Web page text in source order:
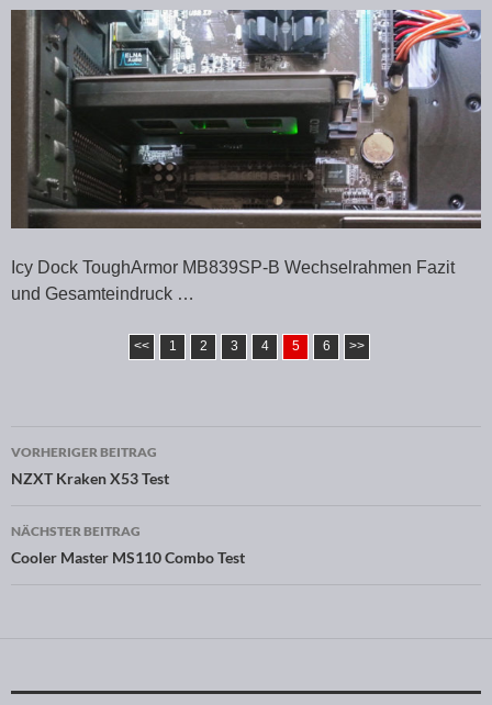
Icy Dock ToughArmor MB839SP-B Wechselrahmen Fazit
und Gesamteindruck …
<< 1 2 3 4 5 6 >>
Beitragsnavigation
VORHERIGER BEITRAG
NZXT Kraken X53 Test
NÄCHSTER BEITRAG
Cooler Master MS110 Combo Test